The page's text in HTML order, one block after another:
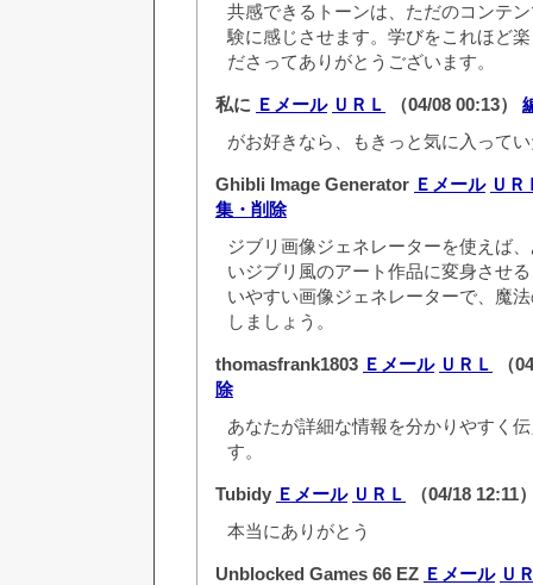
共感できるトーンは、ただのコンテ
験に感じさせます。学びをこれほど
ださってありがとうございます。
私に Ｅメール ＵＲＬ （04/08 00:13）
がお好きなら、もきっと気に入って
Ghibli Image Generator Ｅメール ＵＲ
集・削除
ジブリ画像ジェネレーターを使えば
いジブリ風のアート作品に変身させ
いやすい画像ジェネレーターで、魔
しましょう。
thomasfrank1803 Ｅメール ＵＲＬ
（
除
あなたが詳細な情報を分かりやすく
す。
Tubidy Ｅメール ＵＲＬ
（04/18 12:11
本当にありがとう
Unblocked Games 66 EZ Ｅメール Ｕ